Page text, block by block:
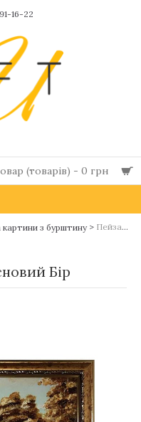
16-22
(товарів) - 0 грн
картини з бурштину> Пейзаж з бурштину Сосновий Бір
Бір